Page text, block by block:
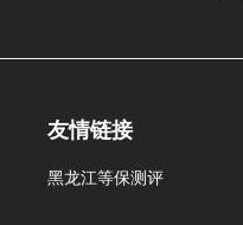
友情链接
黑龙江等保测评